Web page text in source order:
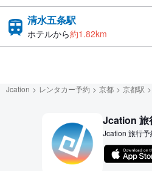
清水五条駅
ホテルから約1.82km
Jcation レンタカー予約 京都 京都駅
Jcation 旅
Jcation 旅行予